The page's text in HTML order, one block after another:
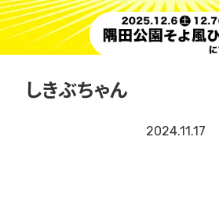
しきぶちゃん
2024.11.17